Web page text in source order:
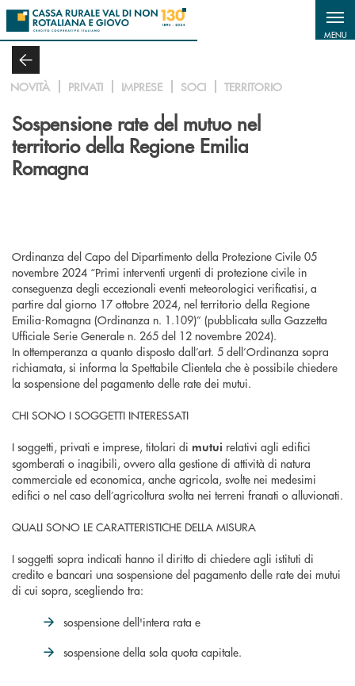
Salta al contenuto principale
MENU
NOVITÀ PRIVATI IMPRESE SOCI TERRITORIO
Sospensione rate del mutuo nel
territorio della Regione Emilia
Romagna
Ordinanza del Capo del Dipartimento della Protezione Civile 05
novembre 2024 “Primi interventi urgenti di protezione civile in
conseguenza degli eccezionali eventi meteorologici verificatisi, a
partire dal giorno 17 ottobre 2024, nel territorio della Regione
Emilia-Romagna (Ordinanza n. 1.109)” (pubblicata sulla Gazzetta
Ufficiale Serie Generale n. 265 del 12 novembre 2024).
In ottemperanza a quanto disposto dall’art. 5 dell’Ordinanza sopra
richiamata, si informa la Spettabile Clientela che è possibile chiedere
la sospensione del pagamento delle rate dei mutui.
CHI SONO I SOGGETTI INTERESSATI
I soggetti, privati e imprese, titolari di mutui relativi agli edifici
sgomberati o inagibili, ovvero alla gestione di attività di natura
commerciale ed economica, anche agricola, svolte nei medesimi
edifici o nel caso dell’agricoltura svolta nei terreni franati o alluvionati.
QUALI SONO LE CARATTERISTICHE DELLA MISURA
I soggetti sopra indicati hanno il diritto di chiedere agli istituti di
credito e bancari una sospensione del pagamento delle rate dei mutui
di cui sopra, scegliendo tra:
sospensione dell'intera rata e
sospensione della sola quota capitale.